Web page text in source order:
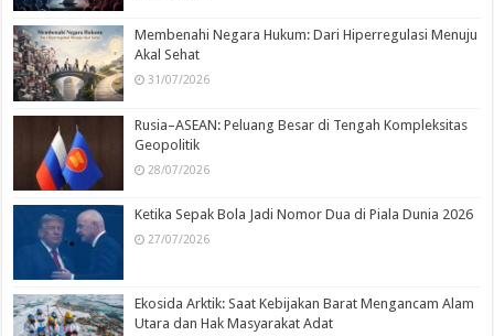
Membenahi Negara Hukum: Dari Hiperregulasi Menuju
Akal Sehat
31/07/2026
Rusia–ASEAN: Peluang Besar di Tengah Kompleksitas
Geopolitik
28/07/2026
Ketika Sepak Bola Jadi Nomor Dua di Piala Dunia 2026
27/07/2026
Ekosida Arktik: Saat Kebijakan Barat Mengancam Alam
Utara dan Hak Masyarakat Adat